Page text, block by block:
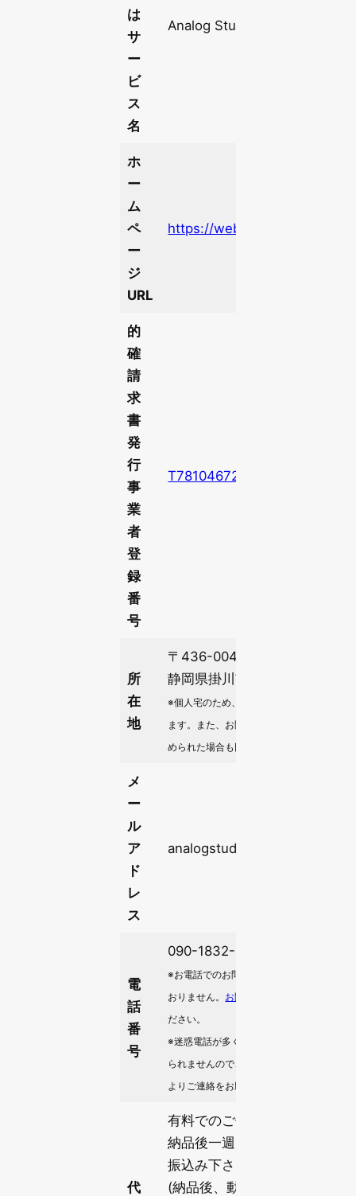
は
サ
ー
ビ
ス
名
Analog Studio
ホ
ー
ム
ペ
ー
ジ
URL
https://web.analogstd.com/
的
確
請
求
書
発
行
事
業
者
登
録
番
号
T7810467266977
所
在
地
〒436-0049
静岡県掛川市上屋敷
※個人宅のため、見積書の提出時に詳細を
ます。また、お問い合わせで正当な理由か
められた場合も同様に遅滞なく開示します
メ
ー
ル
ア
ド
レ
ス
電
話
番
号
090-1832-4834 (緊急時のみ)
※お電話でのお問い合わせは基本的に受け
おりません。 お問い合わせフォーム
ださい。
※迷惑電話が多く把握していない電話番号
られませんので、事前に
よりご連絡をお願いします。
代
有料でのご依頼につきまして
納品後一週間以内に指定口座
振込み下さい。
(納品後、動作確認期間を含め